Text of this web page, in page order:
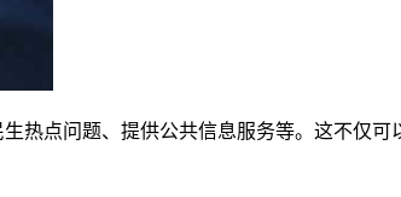
热点问题、提供公共信息服务等。这不仅